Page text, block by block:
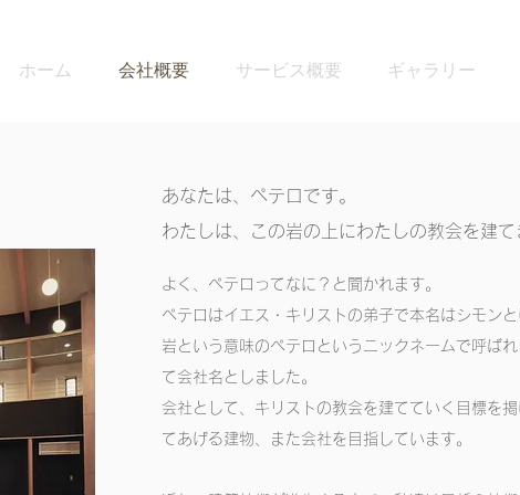
ホーム 会社概要 サービス概要 ギャラリー
あなたは、ペテロです。
わたしは、この岩の上にわたしの教会を建
よく、ペテロってなに？と聞かれます。
ペテロはイエス・キリストの弟子で本名はシモン
岩という意味のペテロというニックネームで呼ば
て会社名としました。
会社として、キリストの教会を建てていく目標を
てあげる建物、また会社を目指しています。